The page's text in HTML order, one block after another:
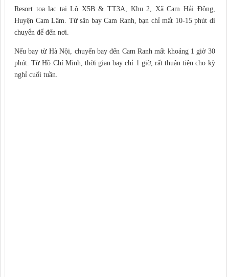
Resort tọa lạc tại Lô X5B & TT3A, Khu 2, Xã Cam Hải Đông,
Huyện Cam Lâm. Từ sân bay Cam Ranh, bạn chỉ mất 10-15 phút di
chuyển để đến nơi.
Nếu bay từ Hà Nội, chuyến bay đến Cam Ranh mất khoảng 1 giờ 30
phút. Từ Hồ Chí Minh, thời gian bay chỉ 1 giờ, rất thuận tiện cho kỳ
nghỉ cuối tuần.